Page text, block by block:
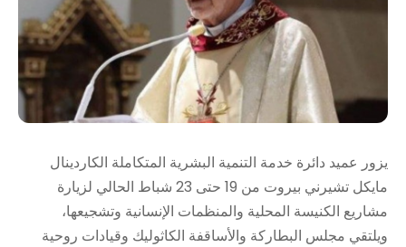
يزور عميد دائرة خدمة التنمية البشرية المتكاملة الكاردينال
مايكل تشيرني بيروت من 19 حتى 23 شباط الحالي لزيارة
مشاريع الكنيسة المحلية والمنظمات الإنسانية وتشجيعها،
ويلتقي مجلس البطاركة والأساقفة الكاثوليك وقيادات روحية